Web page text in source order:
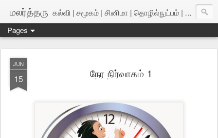
மலர்த்தரு கல்வி | சமூகம் | சினிமா | தொழில்நுட்பம் | அறிவியல்
Pages
JUN
15 நேர நிர்வாகம் 1